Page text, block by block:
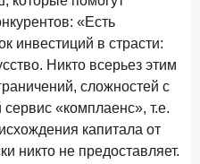
«Есть
инвестиций в страсти:
Никто всерьез этим
сложностей с
«комплаенс», т.е.
капитала от
никто не предоставляет.